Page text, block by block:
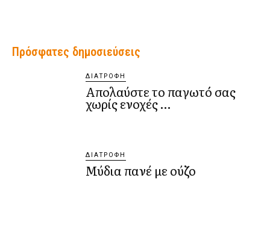
Πρόσφατες δημοσιεύσεις
ΔΙΑΤΡΟΦΉ
Aπολαύστε το παγωτό σας
χωρίς ενοχές …
ΔΙΑΤΡΟΦΉ
Μύδια πανέ με ούζο